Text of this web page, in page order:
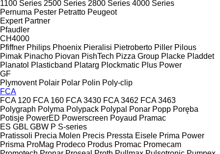
1100 Series 2500 Series 2800 Series 4000 Series
Pernuma Pester Petratto Peugeot
Expert Partner
Pfaudler
CH4000
Pfiffner Philips Phoenix Pieralisi Pietroberto Piller Pilous
Pimak Pinacho Piovan PishTech Pizza Group Placke Pladdet
Planatol Plasticband Platarg Plockmatic Plus Power
GF
Plymovent Polair Polar Polin Poly-clip
FCA
FCA 120 FCA 160 FCA 3430 FCA 3462 FCA 3463
Polygraph Polyma Polypack Polypal Ponar Popp Poręba
Potisje PowerED Powerscreen Poyaud Pramac
ES GBL GBW P S-series
Pratissoli Precia Molen Precis Pressta Eisele Prima Power
Prisma ProMag Prodeco Produs Promac Promecam